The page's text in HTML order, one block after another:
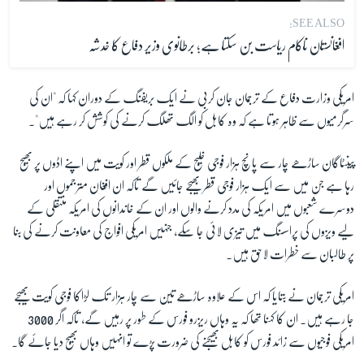
SEE ALSO:
افغانستان ناکام ریاست بن سکتا ہے؛ برطانوی وزیر دفاع کا خدشہ
امریکی وزارت دفاع کے ترجمان جان کربی نے ایک بریفنگ کے دوران کہا کہ "ان کی
سرگرمیوں سے ظاہر ہوتا ہے کہ وہ کابل کو الگ تھلگ کرنے کی کوشش کر رہے ہیں"۔
پینٹاگان ساڑھے چار سے پانچ ہزار فوجی خلیج کے ملکوں قطر اور کویت میں اپنے اڈوں پر بھیج
رہا ہے جن میں سے ایک ہزار فوجی قطر بھیجے جائیں گے تاکہ ان افغان مترجموں اور
دوسرے شعبوں میں امریکہ کی مدد کرنے والوں اور ان کے خاندانوں کی امریکہ منتقلی کے
لیے ویزوں کی پراسسنگ میں تیزی لائی جا سکے، جنہیں امریکی افواج کی معاونت کرنے کی بنا
پر طالبان سے خطرات لاحق ہیں۔
امریکی ترجمان نے بتایا کہ اس کے علاوہ ساڑھے تین سے چار ہزار تک لڑاکا فوجی کویت بھیجے
جا رہے ہیں۔ ان کا کہنا تھا کہ یہ وہاں ریزرو فورس کے طور پر رہیں گے، تاکہ اگر 3000
امریکی فوجیوں سے زائد فورس کو کابل بھیجنے کی ضرورت پڑے تو انہیں وہاں بھیج دیا جائے گا۔